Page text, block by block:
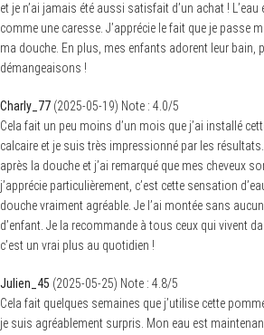
et je n’ai jamais été aussi satisfait d’un achat !
comme une caresse. J’apprécie le fait que je passe
ma douche. En plus, mes enfants adorent leur bain,
démangeaisons !
Charly_77 (2025-05-19) Note : 4.0/5
Cela fait un peu moins d’un mois que j’ai installé
calcaire et je suis très impressionné par les
après la douche et j’ai remarqué que mes cheveux
j’apprécie particulièrement, c’est cette sensation
douche vraiment agréable. Je l’ai montée sans
d’enfant. Je la recommande à tous ceux qui vivent
c’est un vrai plus au quotidien !
Julien_45 (2025-05-25) Note : 4.8/5
Cela fait quelques semaines que j’utilise cette
je suis agréablement surpris. Mon eau est